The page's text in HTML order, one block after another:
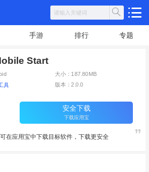
手游 排行 专题
Start
大小：187.80MB
具 版本：2.0.0
安全下载
下载应用宝
在应用宝中下载目标软件，下载更安全